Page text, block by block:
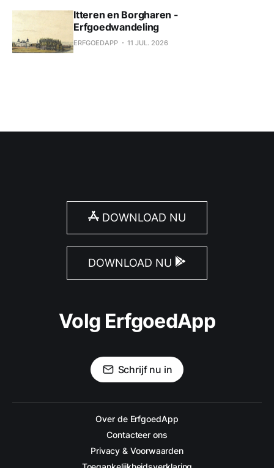
Itteren en Borgharen -
Erfgoedwandeling
ERFGOEDAPP 11 JUL. 2026
DOWNLOAD NU
DOWNLOAD NU
Volg ErfgoedApp
Schrijf nu in
Over de ErfgoedApp
Contacteer ons
Privacy & Voorwaarden